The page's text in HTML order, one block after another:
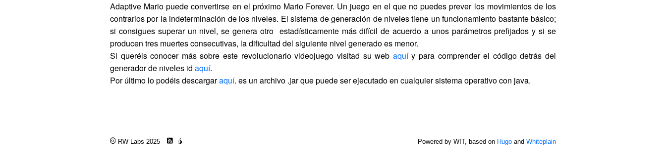
Adaptive Mario puede convertirse en el próximo Mario Forever. Un juego en el que no puedes prever los movimientos de los
contrarios por la indeterminación de los niveles. El sistema de generación de niveles tiene un funcionamiento bastante básico;
si consigues superar un nivel, se genera otro estadísticamente más difícil de acuerdo a unos parámetros prefijados y si se
producen tres muertes consecutivas, la dificultad del siguiente nivel generado es menor.
Si queréis conocer más sobre este revolucionario videojuego visitad su web aquíy para comprender el código detrás del
generador de niveles id aquí.
Por último lo podéis descargaraquí. es un archivo .jar que puede ser ejecutado en cualquier sistema operativo con java.
RW Labs 2025 Powered by WIT, based on Hugo and Whiteplain